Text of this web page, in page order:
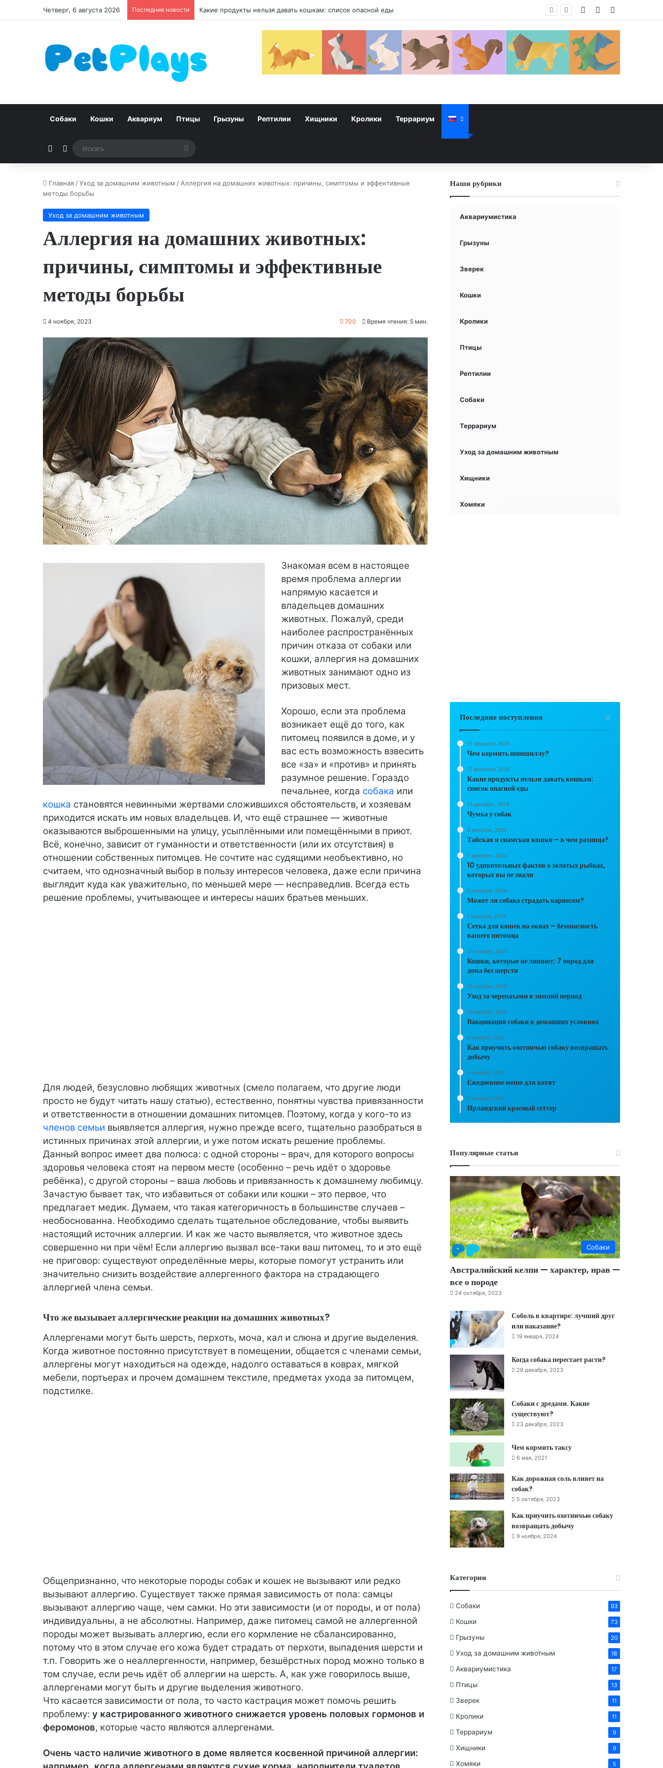
Четверг, 6 августа 2026 Последние новости Какие продукты нельзя давать кошкам: список опасной еды ВойтиСлучайная
Собаки Кошки Аквариум Птицы Грызуны Рептилии Хищники Кролики Террариум
Случайная статья
Switch skin
Главная /Уход за домашним животным / Аллергия на домашних животных: причины, симптомы и эффективные
методы борьбы
Уход за домашним животным
Аллергия на домашних животных:
причины, симптомы и эффективные
методы борьбы
4 ноября, 2023 700 Время чтения: 5 мин.
Знакомая всем в настоящее
время проблема аллергии
напрямую касается и
владельцев домашних
животных. Пожалуй, среди
наиболее распространённых
причин отказа от собаки или
кошки, аллергия на домашних
животных занимают одно из
призовых мест.
Хорошо, если эта проблема
возникает ещё до того, как
питомец появился в доме, и у
вас есть возможность взвесить
все «за» и «против» и принять
разумное решение. Гораздо
печальнее, когда собака или
кошка становятся невинными жертвами сложившихся обстоятельств, и хозяевам
приходится искать им новых владельцев. И, что ещё страшнее — животные
оказываются выброшенными на улицу, усыплёнными или помещёнными в приют.
Всё, конечно, зависит от гуманности и ответственности (или их отсутствия) в
отношении собственных питомцев. Не сочтите нас судящими необъективно, но
считаем, что однозначный выбор в пользу интересов человека, даже если причина
выглядит куда как уважительно, по меньшей мере — несправедлив. Всегда есть
решение проблемы, учитывающее и интересы наших братьев меньших.
Для людей, безусловно любящих животных (смело полагаем, что другие люди
просто не будут читать нашу статью), естественно, понятны чувства привязанности
и ответственности в отношении домашних питомцев. Поэтому, когда у кого-то из
членов семьи выявляется аллергия, нужно прежде всего, тщательно разобраться в
истинных причинах этой аллергии, и уже потом искать решение проблемы.
Данный вопрос имеет два полюса: с одной стороны – врач, для которого вопросы
здоровья человека стоят на первом месте (особенно – речь идёт о здоровье
ребёнка), с другой стороны – ваша любовь и привязанность к домашнему любимцу.
Зачастую бывает так, что избавиться от собаки или кошки – это первое, что
предлагает медик. Думаем, что такая категоричность в большинстве случаев –
необоснованна. Необходимо сделать тщательное обследование, чтобы выявить
настоящий источник аллергии. И как же часто выявляется, что животное здесь
совершенно ни при чём! Если аллергию вызвал все-таки ваш питомец, то и это ещё
не приговор: существуют определённые меры, которые помогут устранить или
значительно снизить воздействие аллергенного фактора на страдающего
аллергией члена семьи.
Что же вызывает аллергические реакции на домашних животных?
Аллергенами могут быть шерсть, перхоть, моча, кал и слюна и другие выделения.
Когда животное постоянно присутствует в помещении, общается с членами семьи,
аллергены могут находиться на одежде, надолго оставаться в коврах, мягкой
мебели, портьерах и прочем домашнем текстиле, предметах ухода за питомцем,
подстилке.
Общепризнанно, что некоторые породы собак и кошек не вызывают или редко
вызывают аллергию. Существует также прямая зависимость от пола: самцы
вызывают аллергию чаще, чем самки. Но эти зависимости (и от породы, и от пола)
индивидуальны, а не абсолютны. Например, даже питомец самой не аллергенной
породы может вызывать аллергию, если его кормление не сбалансированно,
потому что в этом случае его кожа будет страдать от перхоти, выпадения шерсти и
т.п. Говорить же о неаллергенности, например, безшёрстных пород можно только в
том случае, если речь идёт об аллергии на шерсть. А, как уже говорилось выше,
аллергенами могут быть и другие выделения животного.
Что касается зависимости от пола, то часто кастрация может помочь решить
проблему: у кастрированного животного снижается уровень половых гормонов и
феромонов, которые часто являются аллергенами.
Очень часто наличие животного в доме является косвенной причиной аллергии:
Наши рубрики
Аквариумистика
Грызуны
Зверек
Кошки
Кролики
Птицы
Рептилии
Собаки
Террариум
Уход за домашним животным
Хищники
Хомяки
Последние поступления
17 февраля, 2025
Чем кормить шиншиллу?
17 февраля, 2025
Какие продукты нельзя давать кошкам:
список опасной еды
13 декабря, 2024
Чумка у собак
8 декабря, 2024
Тайская и сиамская кошки – в чем разница?
7 декабря, 2024
10 удивительных фактов о золотых рыбках,
которых вы не знали
5 декабря, 2024
Может ли собака страдать кариесом?
1 декабря, 2024
Сетка для кошек на окнах – безопасность
вашего питомца
21 ноября, 2024
Кошки, которые не линяют: 7 пород для
дома без шерсти
13 ноября, 2024
Уход за черепахами в зимний период
10 ноября, 2024
Вакцинация собаки в домашних условиях
9 ноября, 2024
Как приучить охотничью собаку возвращать
добычу
4 ноября, 2024
Ежедневное меню для котят
2 ноября, 2024
Ирландский красный сеттер
Популярные статьи
Собаки
Австралийский келпи — характер, нрав —
все о породе
24 октября, 2023
Соболь в квартире: лучший друг
или наказание?
19 января, 2024
Когда собака перестает расти?
29 декабря, 2023
Собаки с дредами. Какие
существуют?
23 декабря, 2023
Чем кормить таксу
6 мая, 2021
Как дорожная соль влияет на
собак?
5 октября, 2023
Как приучить охотничью собаку
возвращать добычу
9 ноября, 2024
Категории
Собаки 93
Кошки 73
Грызуны 20
Уход за домашним животным 18
Аквариумистика 17
Птицы 13
Зверек 11
Кролики 11
Террариум 9
Хищники 9
Хомяки 5